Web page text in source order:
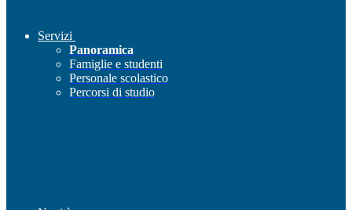
Servizi
Panoramica
Famiglie e studenti
Personale scolastico
Percorsi di studio